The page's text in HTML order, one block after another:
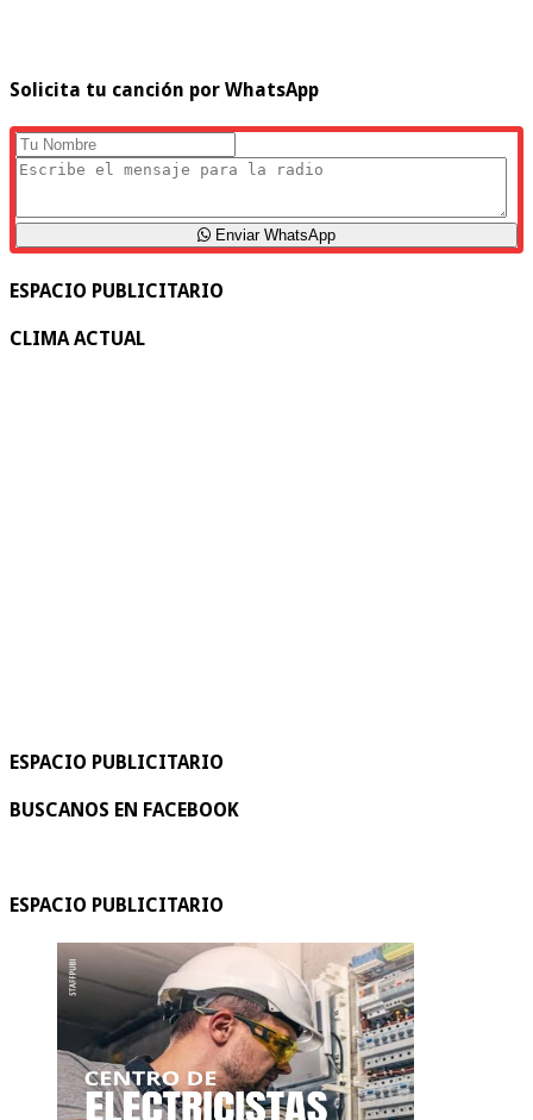
Solicita tu canción por WhatsApp
Enviar WhatsApp
ESPACIO PUBLICITARIO
CLIMA ACTUAL
ESPACIO PUBLICITARIO
BUSCANOS EN FACEBOOK
ESPACIO PUBLICITARIO